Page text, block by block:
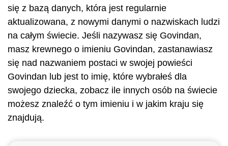
się z bazą danych, która jest regularnie
aktualizowana, z nowymi danymi o nazwiskach ludzi
na całym świecie. Jeśli nazywasz się Govindan,
masz krewnego o imieniu Govindan, zastanawiasz
się nad nazwaniem postaci w swojej powieści
Govindan lub jest to imię, które wybrałeś dla
swojego dziecka, zobacz ile innych osób na świecie
możesz znaleźć o tym imieniu i w jakim kraju się
znajdują.